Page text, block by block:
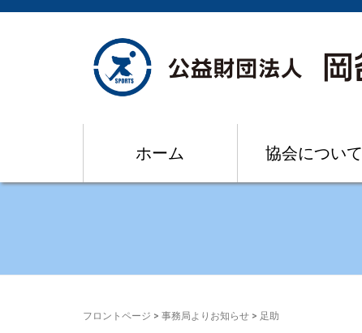
ホーム 協会について
フロントページ > 事務局よりお知らせ > 足助